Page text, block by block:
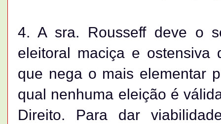
4. A sra. Rousseff deve o
eleitoral maciça e ostensiva
que nega o mais elementar
qual nenhuma eleição é
Direito. Para dar